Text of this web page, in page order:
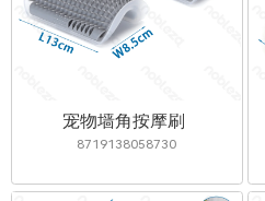
宠物墙角按摩刷
8719138058730